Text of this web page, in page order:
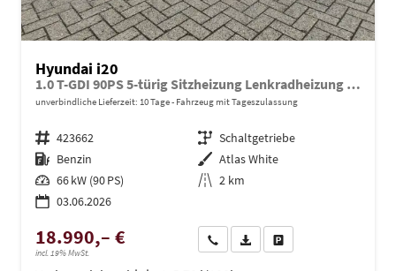
Hyundai i20
1.0 T-GDI 90PS 5-türig Sitzheizung Lenkradheizung Rückf.Kamera PDC Klima Apple CarPlay Android Auto Tempomat Touchscreen
unverbindliche Lieferzeit: 10 Tage Fahrzeug mit Tageszulassung
Fahrzeugnr. 423662 Getriebe Schaltgetriebe
Kraftstoff Benzin Außenfarbe Atlas White
Leistung 66 kW (90 PS) Kilometerstand 2 km
03.06.2026
18.990,– €
incl. 19% MwSt.
Wir rufen Sie anPDF-Datei, Fahrzeugexposé